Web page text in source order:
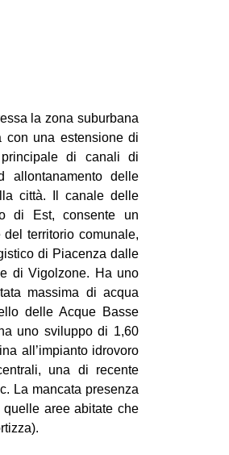
la zona suburbana
con una estensione di
di canali di
allontanamento delle
città. Il canale delle
di Est, consente un
territorio comunale,
di Piacenza dalle
di Vigolzone. Ha uno
massima di acqua
delle Acque Basse
uno sviluppo di 1,60
all’impianto idrovoro
una di recente
La mancata presenza
aree abitate che